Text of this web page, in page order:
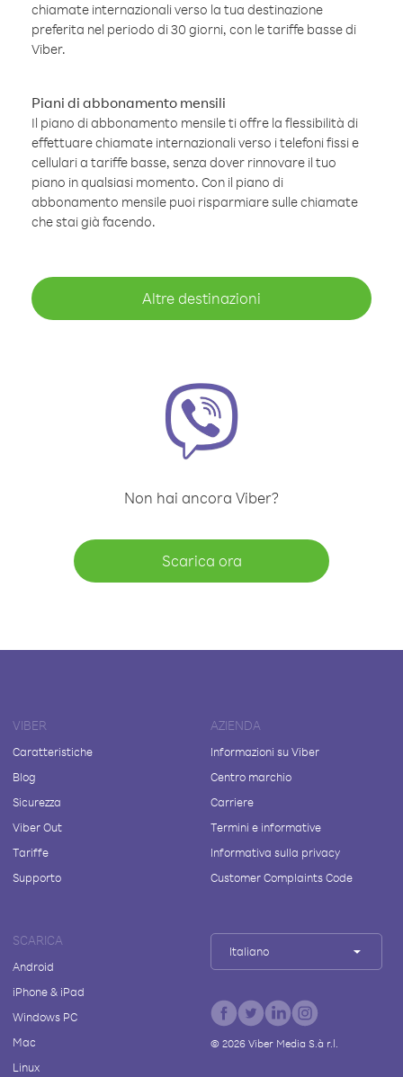
chiamate internazionali verso la tua destinazione
preferita nel periodo di 30 giorni, con le tariffe basse di
Viber.
Piani di abbonamento mensili
Il piano di abbonamento mensile ti offre la flessibilità di
effettuare chiamate internazionali verso i telefoni fissi e
cellulari a tariffe basse, senza dover rinnovare il tuo
piano in qualsiasi momento. Con il piano di
abbonamento mensile puoi risparmiare sulle chiamate
che stai già facendo.
Altre destinazioni
Non hai ancora Viber?
Scarica ora
VIBER
Caratteristiche
Blog
Sicurezza
Viber Out
Tariffe
Supporto
AZIENDA
Informazioni su Viber
Centro marchio
Carriere
Termini e informative
Informativa sulla privacy
Customer Complaints Code
SCARICA
Android
iPhone & iPad
Windows PC
Mac
Linux
Italiano
© 2026Viber Media S.à r.l.